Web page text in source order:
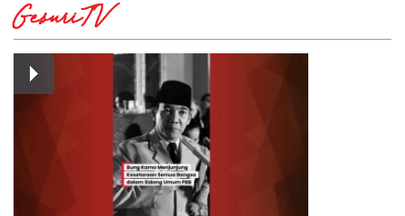
GesuriTV